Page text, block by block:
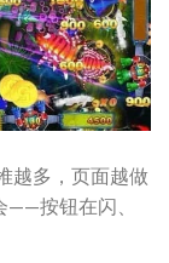
越多，页面越做
——按钮在闪、